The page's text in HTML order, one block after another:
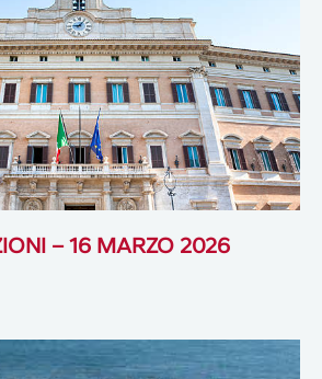
– 16 MARZO 2026